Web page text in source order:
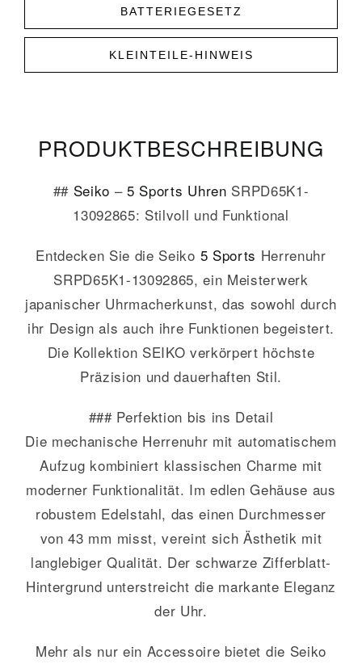
BATTERIEGESETZ
KLEINTEILE-HINWEIS
PRODUKT­­BESCHREIBUNG
## Seiko –5 Sports Uhren SRPD65K1-
13092865: Stilvoll und Funktional
Entdecken Sie die Seiko 5 Sports Herrenuhr
SRPD65K1-13092865, ein Meisterwerk
japanischer Uhrmacherkunst, das sowohl durch
ihr Design als auch ihre Funktionen begeistert.
Die Kollektion SEIKO verkörpert höchste
Präzision und dauerhaften Stil.
### Perfektion bis ins Detail
Die mechanische Herrenuhr mit automatischem
Aufzug kombiniert klassischen Charme mit
moderner Funktionalität. Im edlen Gehäuse aus
robustem Edelstahl, das einen Durchmesser
von 43 mm misst, vereint sich Ästhetik mit
langlebiger Qualität. Der schwarze Zifferblatt-
Hintergrund unterstreicht die markante Eleganz
der Uhr.
Mehr als nur ein Accessoire bietet die Seiko